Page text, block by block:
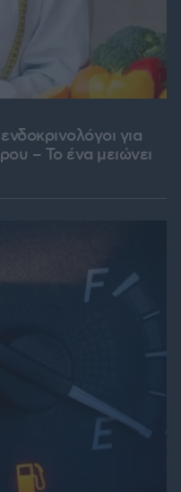
για
– Το ένα μειώνει